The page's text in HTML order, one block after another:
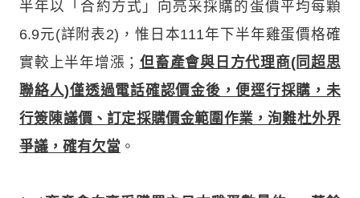
半年以「合約方式」向亮采採購的蛋價平均每顆
6.9元(詳附表2)，惟日本111年下半年雞蛋價格確
實較上半年增漲； 但畜產會與日方代理商(同超思
聯絡人)僅透過電話確認價金後，便逕行採購，未
行簽陳議價、訂定採購價金範圍作業，洵難杜外界
爭議，確有欠當 。